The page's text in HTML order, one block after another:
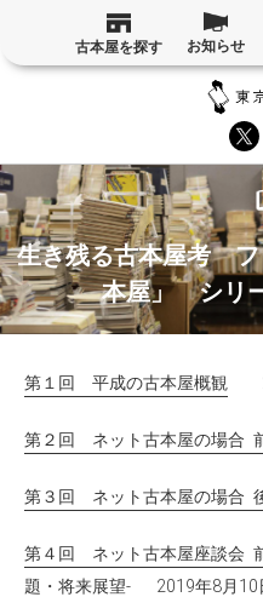
古本屋を探す お知らせ
生き残る古本屋考 フ
本屋」 シリ
第１回 平成の古本屋概観
第２回 ネット古本屋の場合
第３回 ネット古本屋の場合
第４回 ネット古本屋座談会
題・将来展望- 2019年8月10